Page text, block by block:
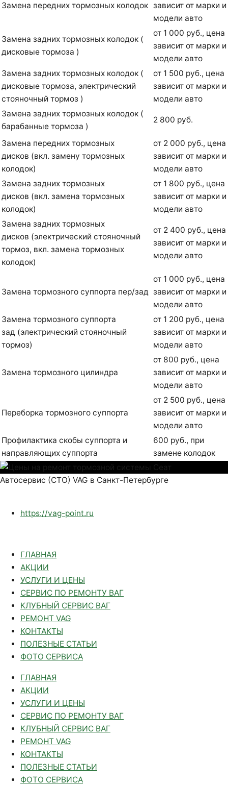
Замена передних тормозных колодок зависит от марки и
модели авто
Замена задних тормозных колодок (
дисковые тормоза )
от 1 000 руб., цена
зависит от марки и
модели авто
Замена задних тормозных колодок (
дисковые тормоза, электрический
стояночный тормоз )
от 1 500 руб., цена
зависит от марки и
модели авто
Замена задних тормозных колодок (
барабанные тормоза )
2 800 руб.
Замена передних тормозных
дисков (вкл. замену тормозных
колодок)
от 2 000 руб., цена
зависит от марки и
модели авто
Замена задних тормозных
дисков (вкл. замена тормозных
колодок)
от 1 800 руб., цена
зависит от марки и
модели авто
Замена задних тормозных
дисков (электрический стояночный
тормоз, вкл. замена тормозных
колодок)
от 2 400 руб., цена
зависит от марки и
модели авто
Замена тормозного суппорта пер/зад
от 1 000 руб., цена
зависит от марки и
модели авто
Замена тормозного суппорта
зад (электрический стояночный
тормоз)
от 1 200 руб., цена
зависит от марки и
модели авто
Замена тормозного цилиндра
от 800 руб., цена
зависит от марки и
модели авто
Переборка тормозного суппорта
от 2 500 руб., цена
зависит от марки и
модели авто
Профилактика скобы суппорта и
направляющих суппорта
600 руб., при
замене колодок
Автосервис (СТО) VAG в Санкт-Петербурге
https://vag-point.ru
ГЛАВНАЯ
АКЦИИ
УСЛУГИ И ЦЕНЫ
СЕРВИС ПО РЕМОНТУ ВАГ
КЛУБНЫЙ СЕРВИС ВАГ
РЕМОНТ VAG
КОНТАКТЫ
ПОЛЕЗНЫЕ СТАТЬИ
ФОТО СЕРВИСА
ГЛАВНАЯ
АКЦИИ
УСЛУГИ И ЦЕНЫ
СЕРВИС ПО РЕМОНТУ ВАГ
КЛУБНЫЙ СЕРВИС ВАГ
РЕМОНТ VAG
КОНТАКТЫ
ПОЛЕЗНЫЕ СТАТЬИ
ФОТО СЕРВИСА